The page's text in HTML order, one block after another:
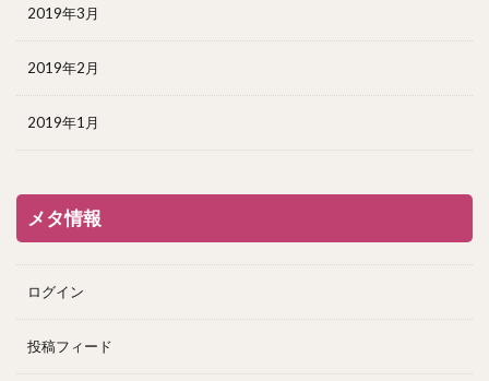
2019年3月
2019年2月
2019年1月
メタ情報
ログイン
投稿フィード